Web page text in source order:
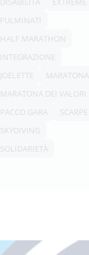
FULMINATI
HALF MARATHON
INTEGRAZIONE
JOËLETTE
MARATONA
MARATONA DEI VALORI
PACCO GARA
SCARPE
SKYDIVING
SOLIDARIETÀ